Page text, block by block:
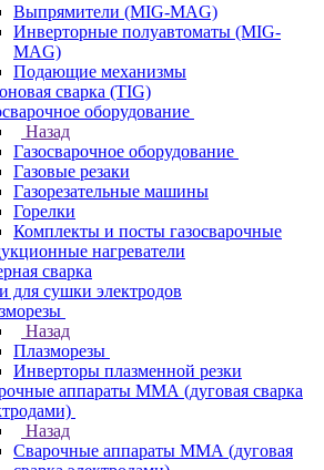
Выпрямители (MIG-MAG)
Инверторные полуавтоматы (MIG-
MAG)
Подающие механизмы
сварка (TIG)
оборудование
Назад
Газосварочное оборудование
Газовые резаки
Газорезательные машины
Горелки
Комплекты и посты газосварочные
нагреватели
сварка
для сушки электродов
Назад
Плазморезы
Инверторы плазменной резки
аппараты ММА (дуговая сварка
Назад
Сварочные аппараты ММА (дуговая